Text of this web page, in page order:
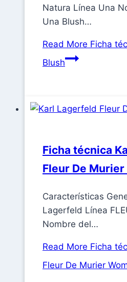
Natura Línea Una
Una Blush…
Read More Ficha
Blush
Ficha técnica
Fleur De Murier
Características
Lagerfeld Línea
Nombre del…
Read More Ficha
Fleur De Murier